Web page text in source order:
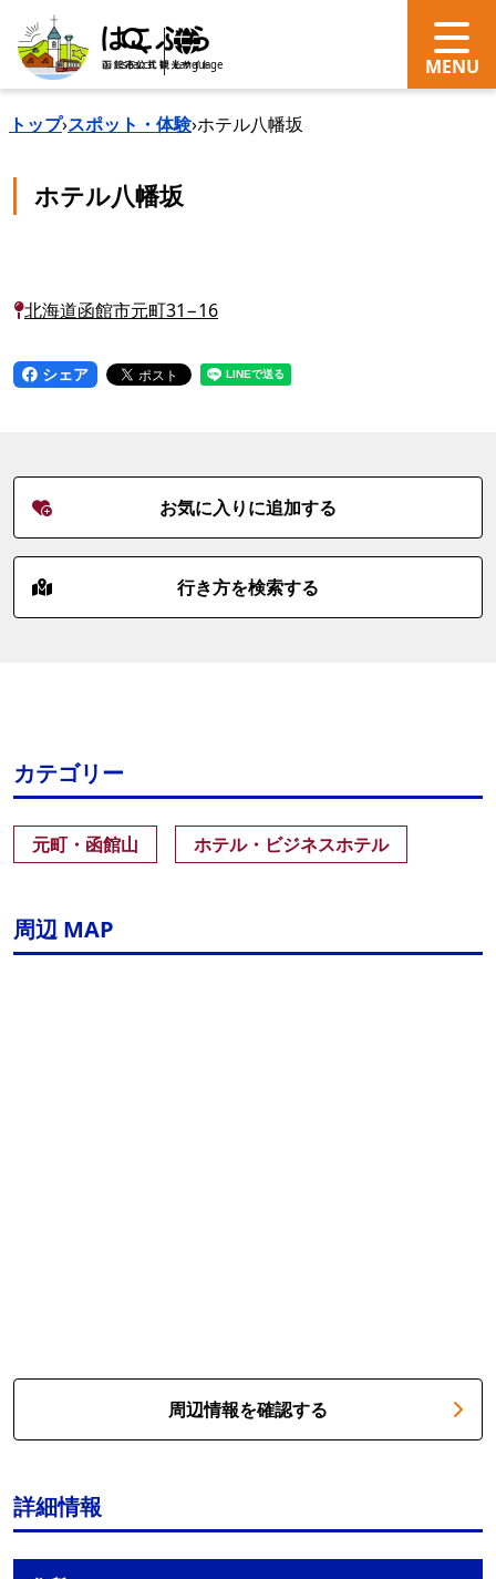
search Language
トップ›スポット・体験›ホテル八幡坂
ホテル八幡坂
北海道函館市元町31−16
シェア
お気に入りに追加する
行き方を検索する
カテゴリー
元町・函館山 ホテル・ビジネスホテル
周辺 MAP
周辺情報を確認する
詳細情報